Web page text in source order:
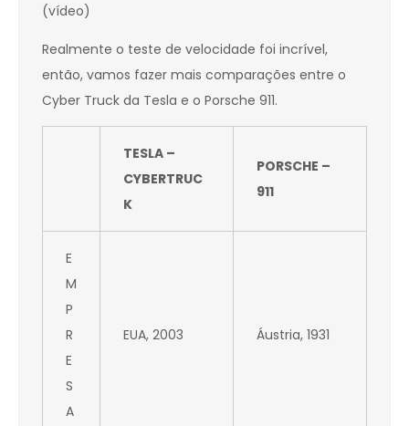
(vídeo)
Realmente o teste de velocidade foi incrível,
então, vamos fazer mais comparações entre o
Cyber Truck da Tesla e o Porsche 911.
TESLA –
CYBERTRUC
K
PORSCHE –
911
E
M
P
R
E
S
A
EUA, 2003 Áustria, 1931